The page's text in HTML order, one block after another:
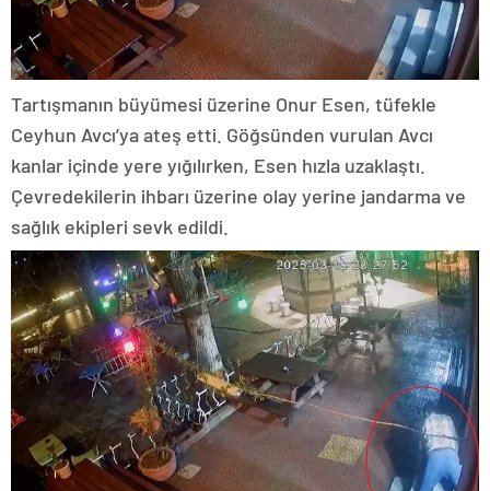
Tartışmanın büyümesi üzerine Onur Esen, tüfekle
Ceyhun Avcı’ya ateş etti. Göğsünden vurulan Avcı
kanlar içinde yere yığılırken, Esen hızla uzaklaştı.
Çevredekilerin ihbarı üzerine olay yerine jandarma ve
sağlık ekipleri sevk edildi.